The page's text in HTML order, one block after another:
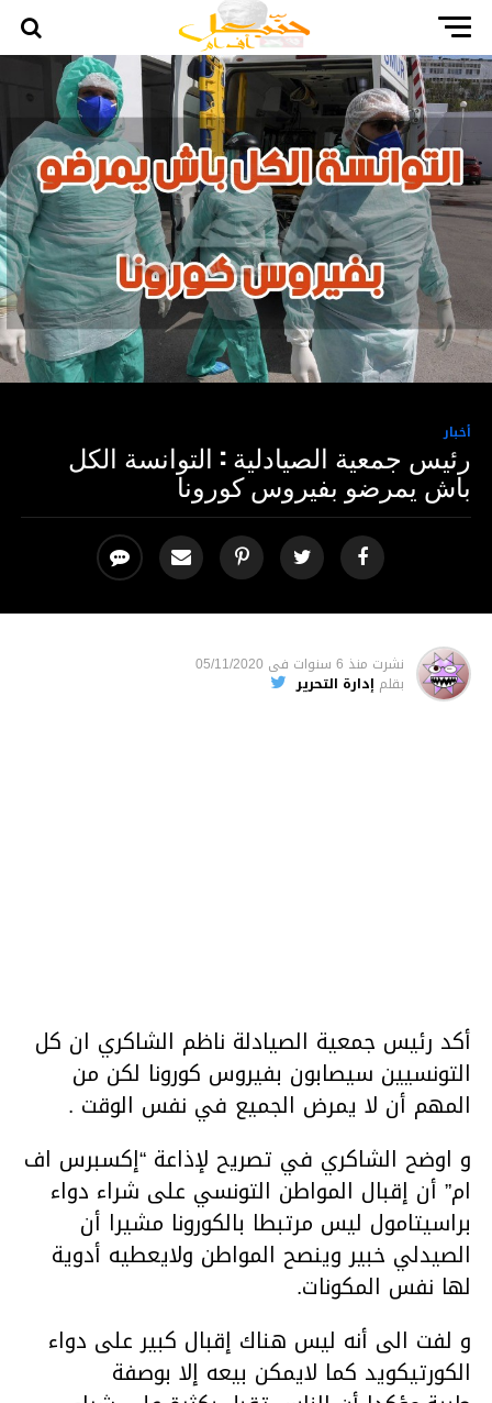
أخبار
رئيس جمعية الصيادلية : التوانسة الكل
باش يمرضو بفيروس كورونا
نشرت منذ 6 سنوات فى 05/11/2020
بقلم إدارة التحرير
أكد رئيس جمعية الصيادلة ناظم الشاكري ان كل
التونسيين سيصابون بفيروس كورونا لكن من
المهم أن لا يمرض الجميع في نفس الوقت .
و اوضح الشاكري في تصريح لإذاعة “إكسبرس اف
ام” أن إقبال المواطن التونسي على شراء دواء
براسيتامول ليس مرتبطا بالكورونا مشيرا أن
الصيدلي خبير وينصح المواطن ولايعطيه أدوية
لها نفس المكونات.
و لفت الى أنه ليس هناك إقبال كبير على دواء
الكورتيكويد كما لايمكن بيعه إلا بوصفة